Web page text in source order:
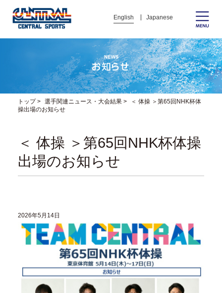
English Japanese
トップ> 選手関連ニュース・大会結果>
＜ 体操 ＞第65回NHK杯体
操出場のお知らせ
＜ 体操 ＞第65回NHK杯体操
出場のお知らせ
2026年5月14日